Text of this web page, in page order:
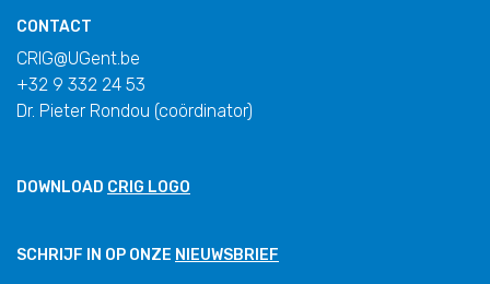
CONTACT
CRIG@UGent.be
+32 9 332 24 53
Dr. Pieter Rondou (coördinator)
DOWNLOAD CRIG LOGO
SCHRIJF IN OP ONZE NIEUWSBRIEF